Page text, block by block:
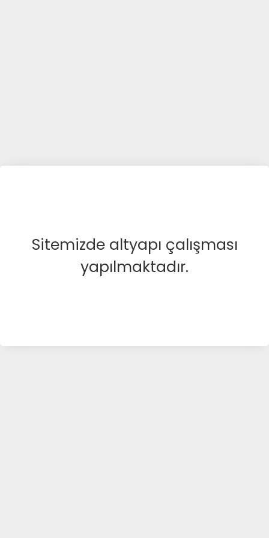
Sitemizde altyapı çalışması
yapılmaktadır.